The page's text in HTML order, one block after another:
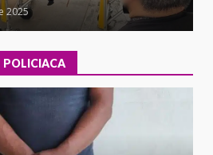
2025
POLICIACA